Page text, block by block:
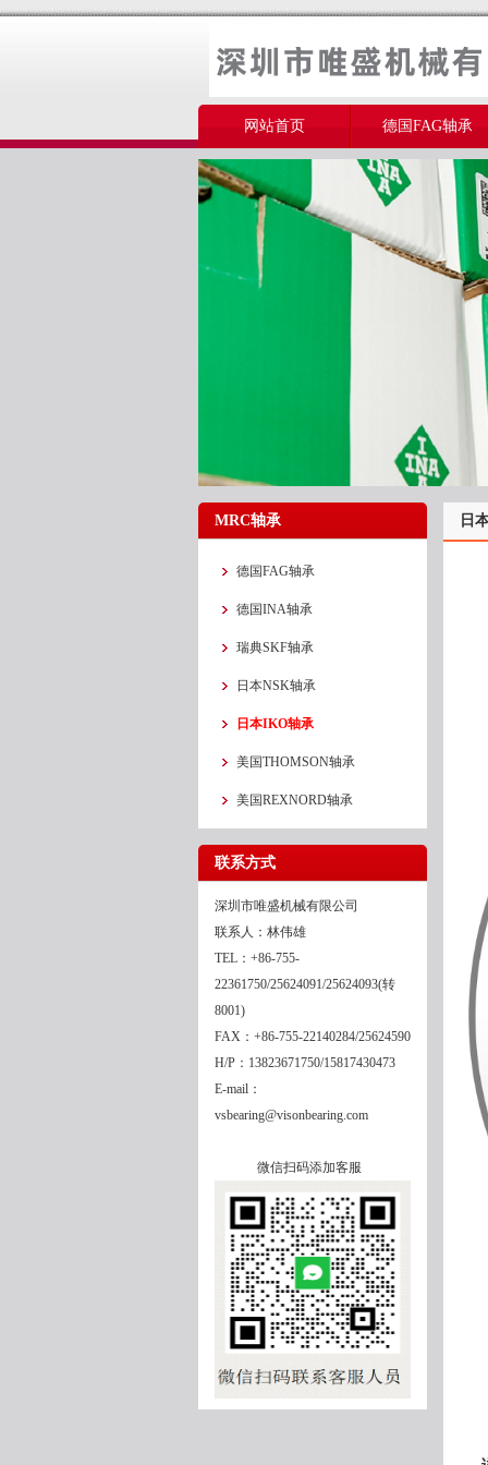
网站首页 德国FAG轴承
美国THOMSON轴承
MRC轴承
德国FAG轴承
德国INA轴承
瑞典SKF轴承
日本NSK轴承
日本IKO轴承
美国THOMSON轴承
美国REXNORD轴承
联系方式
深圳市唯盛机械有限公司
联系人：林伟雄
TEL：+86-755-
22361750/25624091/25624093(转
8001)
FAX：+86-755-22140284/25624590
H/P：13823671750/15817430473
E-mail：
vsbearing@visonbearing.com
微信扫码添加客服
日